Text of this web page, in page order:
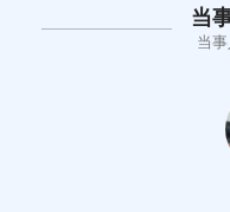
当
当